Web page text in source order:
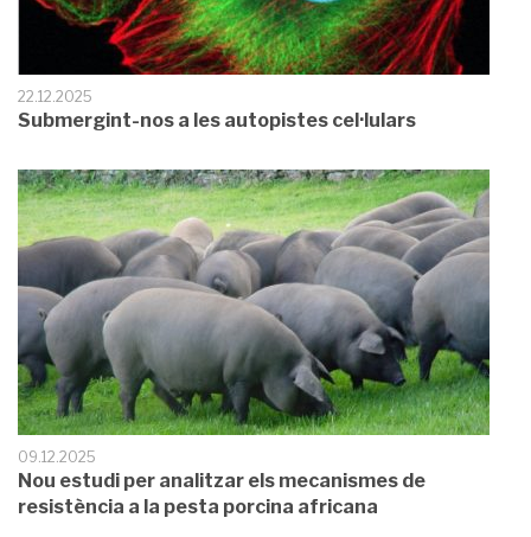
22.12.2025
Submergint-nos a les autopistes cel·lulars
09.12.2025
Nou estudi per analitzar els mecanismes de
resistència a la pesta porcina africana